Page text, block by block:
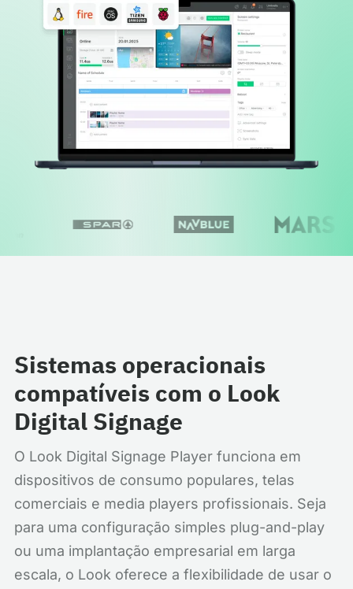
Sistemas operacionais
compatíveis com o Look
Digital Signage
O Look Digital Signage Player funciona em
dispositivos de consumo populares, telas
comerciais e media players profissionais. Seja
para uma configuração simples plug-and-play
ou uma implantação empresarial em larga
escala, o Look oferece a flexibilidade de usar o